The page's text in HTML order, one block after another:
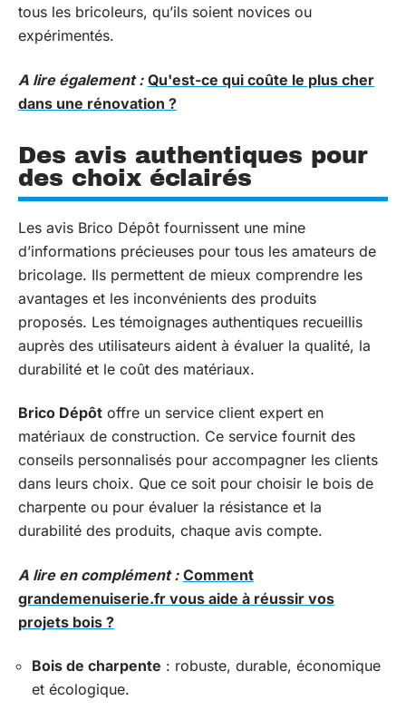
tous les bricoleurs, qu’ils soient novices ou
expérimentés.
A lire également : Qu'est-ce qui coûte le plus cher
dans une rénovation ?
Des avis authentiques pour
des choix éclairés
Les avis Brico Dépôt fournissent une mine
d’informations précieuses pour tous les amateurs de
bricolage. Ils permettent de mieux comprendre les
avantages et les inconvénients des produits
proposés. Les témoignages authentiques recueillis
auprès des utilisateurs aident à évaluer la qualité, la
durabilité et le coût des matériaux.
Brico Dépôt offre un service client expert en
matériaux de construction. Ce service fournit des
conseils personnalisés pour accompagner les clients
dans leurs choix. Que ce soit pour choisir le bois de
charpente ou pour évaluer la résistance et la
durabilité des produits, chaque avis compte.
A lire en complément : Comment
grandemenuiserie.fr vous aide à réussir vos
projets bois ?
Bois de charpente : robuste, durable, économique
et écologique.